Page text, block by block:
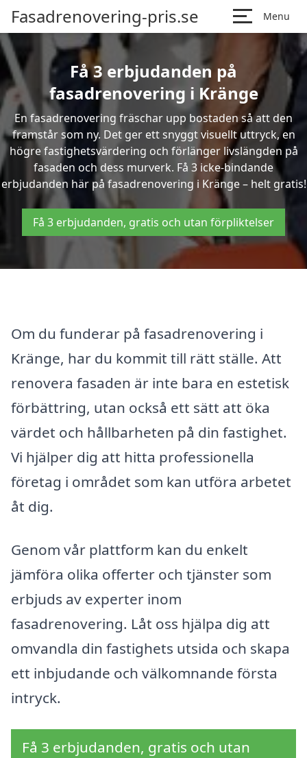
Fasadrenovering-pris.se Menu
Få 3 erbjudanden på
fasadrenovering i Kränge
En fasadrenovering fräschar upp bostaden så att den
framstår som ny. Det ger ett snyggt visuellt uttryck, en
högre fastighetsvärdering och förlänger livslängden på
fasaden och dess murverk. Få 3 icke-bindande
erbjudanden här på fasadrenovering i Kränge – helt gratis!
Få 3 erbjudanden, gratis och utan förpliktelser
Om du funderar på fasadrenovering i
Kränge, har du kommit till rätt ställe. Att
renovera fasaden är inte bara en estetisk
förbättring, utan också ett sätt att öka
värdet och hållbarheten på din fastighet.
Vi hjälper dig att hitta professionella
företag i området som kan utföra arbetet
åt dig.
Genom vår plattform kan du enkelt
jämföra olika offerter och tjänster som
erbjuds av experter inom
fasadrenovering. Låt oss hjälpa dig att
omvandla din fastighets utsida och skapa
ett inbjudande och välkomnande första
intryck.
Få 3 erbjudanden, gratis och utan